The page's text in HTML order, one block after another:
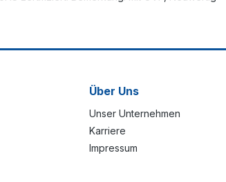
Über Uns
Unser Unternehmen
Karriere
Impressum